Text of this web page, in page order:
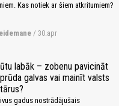
Kas notiek ar šiem atkritumiem?
/ 30.apr
labāk – zobenu pavicināt
galvas vai mainīt valsts
gadus nostrādājušais